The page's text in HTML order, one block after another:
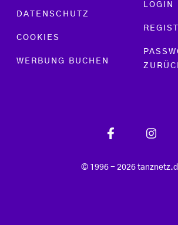
DATENSCHUTZ
COOKIES
WERBUNG BUCHEN
LOGIN
© 1996 - 2026